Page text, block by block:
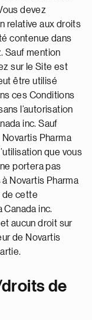
devez
relative aux droits
contenue dans
Sauf mention
sur le Site est
être utilisé
ces Conditions
l’autorisation
inc. Sauf
Pharma
que vous
portera pas
Novartis Pharma
de cette
inc.
aucun droit sur
de Novartis
de